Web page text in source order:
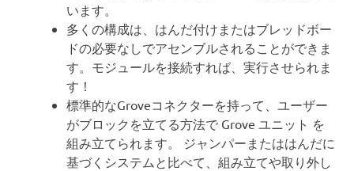
います。
多くの構成は、はんだ付けまたはブレッドボー
ドの必要なしでアセンブルされることができま
す。モジュールを接続すれば、実行させられま
す！
標準的なGroveコネクターを持って、ユーザー
がブロックを立てる方法で Grove ユニット を
組み立てられます。 ジャンパーまたははんだに
基づくシステムと比べて、組み立てや取り外し